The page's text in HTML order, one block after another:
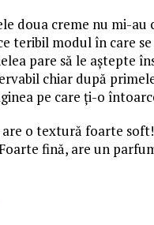
doua creme nu mi-
teribil modul în care
pare să le aștepte
chiar după
pe care ți-o
are o textură foarte
fină, are un